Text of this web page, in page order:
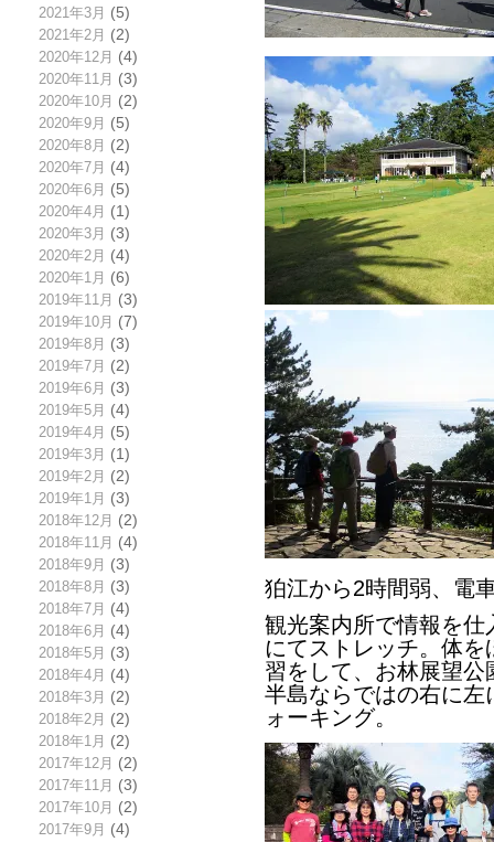
2021年3月 (5)
2021年2月 (2)
2020年12月 (4)
2020年11月 (3)
2020年10月 (2)
2020年9月 (5)
2020年8月 (2)
2020年7月 (4)
2020年6月 (5)
2020年4月 (1)
2020年3月 (3)
2020年2月 (4)
2020年1月 (6)
2019年11月 (3)
2019年10月 (7)
2019年8月 (3)
2019年7月 (2)
2019年6月 (3)
2019年5月 (4)
2019年4月 (5)
2019年3月 (1)
2019年2月 (2)
2019年1月 (3)
2018年12月 (2)
2018年11月 (4)
2018年9月 (3)
2018年8月 (3)
2018年7月 (4)
2018年6月 (4)
2018年5月 (3)
2018年4月 (4)
2018年3月 (2)
2018年2月 (2)
2018年1月 (2)
2017年12月 (2)
2017年11月 (3)
2017年10月 (2)
2017年9月 (4)
狛江から2時間弱、電
観光案内所で情報を
にてストレッチ。体
習をして、お林展望公
半島ならではの右に
ォーキング。